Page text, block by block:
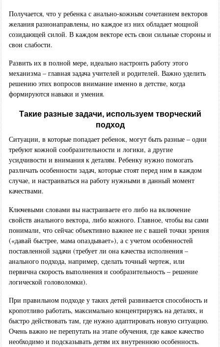
Получается, что у ребенка с анально-кожным сочетанием векторов
желания разнонаправлены, но каждое из них обладает мощной
созидающей силой. В каждом векторе есть свои сильные стороны и
свои слабости.
Развить их в полной мере, идеально настроить работу этого
механизма – главная задача учителей и родителей. Важно уделить
решению этих вопросов внимание именно в детстве, когда
формируются навыки и умения.
Такие разные задачи, используем творческий
подход
Ситуации, в которые попадает ребенок, могут быть разные – одни
требуют кожной сообразительности и логики, а другие
усидчивости и внимания к деталям. Ребенку нужно помогать
различать особенности задач, которые стоят перед ним в каждом
случае, и настраиваться на работу нужными в данный момент
качествами.
Ключевыми словами вы настраиваете его либо на включение
свойств анального вектора, либо кожного. Главное, чтобы вы сами
понимали, что сейчас объективно важнее не с вашей точки зрения
(«давай быстрее, мама опаздывает»), а с учетом особенностей
поставленной задачи (требует ли она качества исполнения –
анального подхода, например, сделать точный чертеж, или
первична скорость выполнения и сообразительность – решение
логической головоломки).
При правильном подходе у таких детей развивается способность и
кропотливо работать, максимально концентрируясь на деталях, и
быстро действовать там, где нужно адаптировать новую ситуацию.
Очень важно не перепутать на этапе обучения, где какое качество
необходимо и подсказывать детям их внутреннюю особенность.